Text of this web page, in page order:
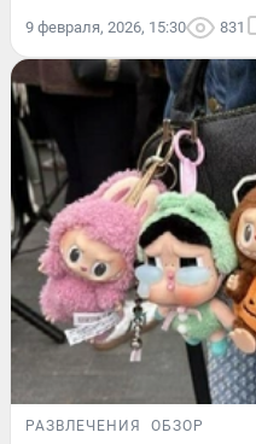
9 февраля, 2026, 15:30 831
РАЗВЛЕЧЕНИЯ ОБЗОР